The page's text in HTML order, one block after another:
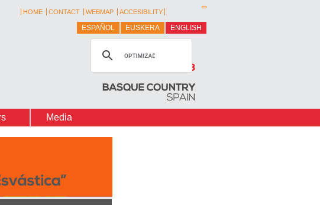
HOME CONTACT WEBMAP ACCESIBILITY
ESPAÑOL EUSKERA ENGLISH
Media